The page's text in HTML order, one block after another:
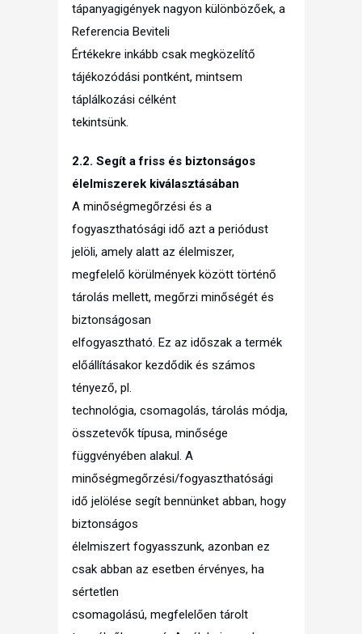
tápanyagigények nagyon különbözőek, a
Referencia Beviteli
Értékekre inkább csak megközelítő
tájékozódási pontként, mintsem
táplálkozási célként
tekintsünk.
2.2. Segít a friss és biztonságos
élelmiszerek kiválasztásában
A minőségmegőrzési és a
fogyaszthatósági idő azt a periódust
jelöli, amely alatt az élelmiszer,
megfelelő körülmények között történő
tárolás mellett, megőrzi minőségét és
biztonságosan
elfogyasztható. Ez az időszak a termék
előállításakor kezdődik és számos
tényező, pl.
technológia, csomagolás, tárolás módja,
összetevők típusa, minősége
függvényében alakul. A
minőségmegőrzési/fogyaszthatósági
idő jelölése segít bennünket abban, hogy
biztonságos
élelmiszert fogyasszunk, azonban ez
csak abban az esetben érvényes, ha
sértetlen
csomagolású, megfelelően tárolt